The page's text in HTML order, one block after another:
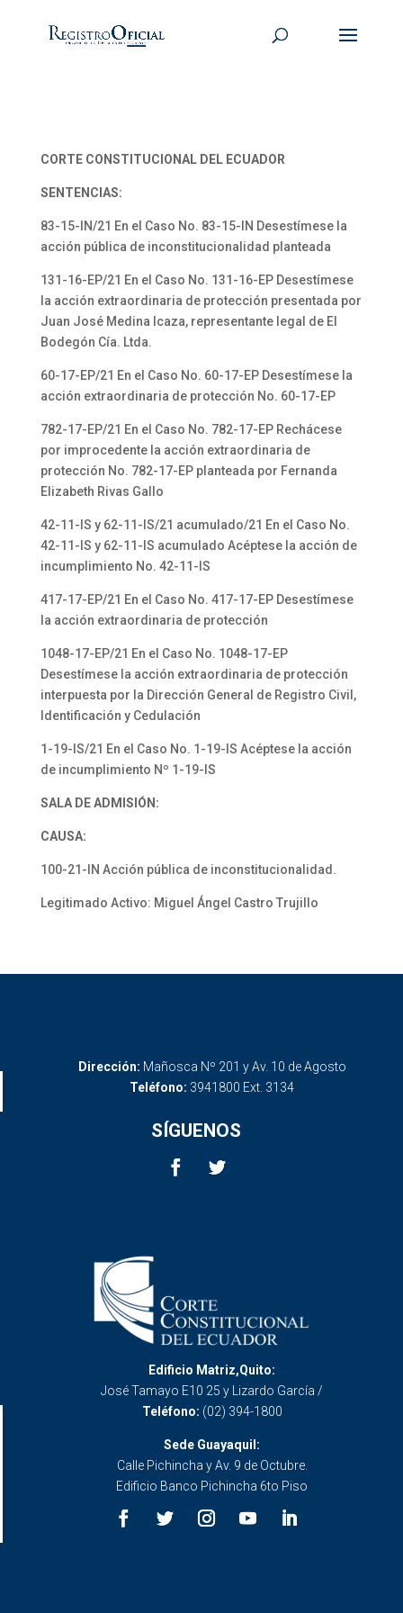
CORTE CONSTITUCIONAL DEL ECUADOR
SENTENCIAS:
83-15-IN/21 En el Caso No. 83-15-IN Desestímese la
acción pública de inconstitucionalidad planteada
131-16-EP/21 En el Caso No. 131-16-EP Desestímese
la acción extraordinaria de protección presentada por
Juan José Medina Icaza, representante legal de El
Bodegón Cía. Ltda.
60-17-EP/21 En el Caso No. 60-17-EP Desestímese la
acción extraordinaria de protección No. 60-17-EP
782-17-EP/21 En el Caso No. 782-17-EP Rechácese
por improcedente la acción extraordinaria de
protección No. 782-17-EP planteada por Fernanda
Elizabeth Rivas Gallo
42-11-IS y 62-11-IS/21 acumulado/21 En el Caso No.
42-11-IS y 62-11-IS acumulado Acéptese la acción de
incumplimiento No. 42-11-IS
417-17-EP/21 En el Caso No. 417-17-EP Desestímese
la acción extraordinaria de protección
1048-17-EP/21 En el Caso No. 1048-17-EP
Desestímese la acción extraordinaria de protección
interpuesta por la Dirección General de Registro Civil,
Identificación y Cedulación
1-19-IS/21 En el Caso No. 1-19-IS Acéptese la acción
de incumplimiento Nº 1-19-IS
SALA DE ADMISIÓN:
CAUSA:
100-21-IN Acción pública de inconstitucionalidad.
Legitimado Activo: Miguel Ángel Castro Trujillo
Dirección: Mañosca Nº 201 y Av. 10 de Agosto
Teléfono: 3941800 Ext. 3134
SÍGUENOS
Edificio Matriz,Quito:
José Tamayo E10 25 y Lizardo García /
Teléfono: (02) 394-1800
Sede Guayaquil:
Calle Pichincha y Av. 9 de Octubre.
Edificio Banco Pichincha 6to Piso